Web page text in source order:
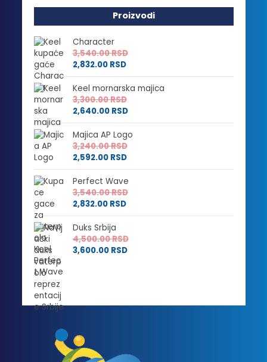
Proizvodi
Character
3,540.00RSD
2,832.00 RSD
Keel mornarska majica
3,300.00RSD
2,640.00 RSD
Majica AP Logo
3,240.00RSD
2,592.00 RSD
Perfect Wave
3,540.00RSD
2,832.00 RSD
Duks Srbija
4,500.00RSD
3,600.00 RSD